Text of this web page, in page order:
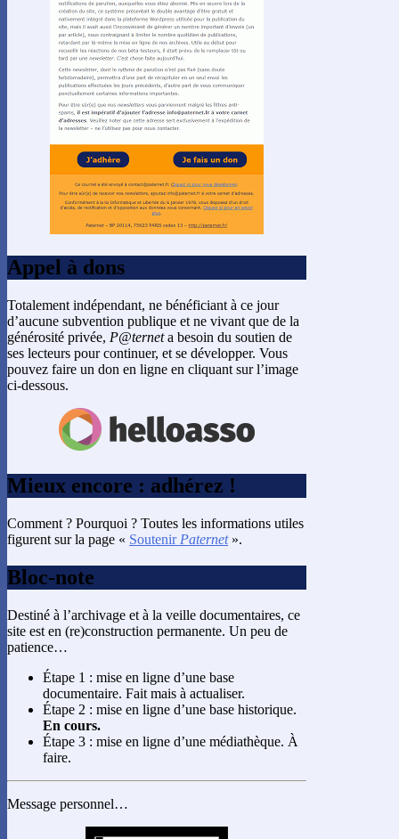
Appel à dons
Totalement indépendant, ne bénéficiant à ce jour
d’aucune subvention publique et ne vivant que de la
générosité privée, P@terneta besoin du soutien de
ses lecteurs pour continuer, et se développer. Vous
pouvez faire un don en ligne en cliquant sur l’image
ci-dessous.
Mieux encore : adhérez !
Comment ? Pourquoi ? Toutes les informations utiles
figurent sur la page « Soutenir Paternet».
Bloc-note
Destiné à l’archivage et à la veille documentaires, ce
site est en (re)construction permanente. Un peu de
patience…
Étape 1 : mise en ligne d’une base
documentaire. Fait mais à actualiser.
Étape 2 : mise en ligne d’une base historique.
En cours.
Étape 3 : mise en ligne d’une médiathèque. À
faire.
Message personnel…